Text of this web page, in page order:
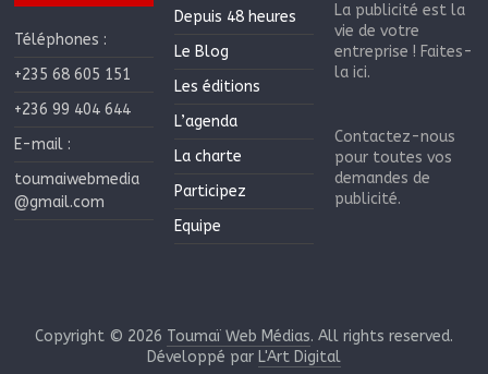
Téléphones :
+235 68 605 151
+236 99 404 644
E-mail :
toumaiwebmedia
@gmail.com
Depuis 48 heures
Le Blog
Les éditions
L’agenda
La charte
Participez
Equipe
La publicité est la
vie de votre
entreprise ! Faites-
la ici.
Contactez-nous
pour toutes vos
demandes de
publicité.
Copyright © 2026 Toumaï Web Médias. All rights reserved.
Développé par L'Art Digital